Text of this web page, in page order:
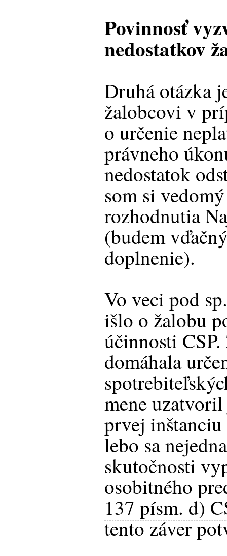
Povinnosť
nedostatkov
Druhá otázka
žalobcovi v
o určenie
právneho
nedostatok
som si
rozhodnutia
(budem
doplnenie).
Vo veci pod
išlo o žalobu
účinnosti
domáhala
mene
prvej
lebo sa
skutočnosti
osobitného
137 písm. d)
tento záver